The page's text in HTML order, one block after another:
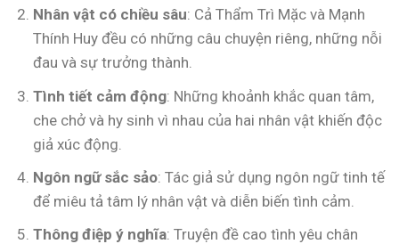
Nhân vật có chiều sâu: Cả Thẩm Trì Mặc và Mạnh
Thính Huy đều có những câu chuyện riêng, những nỗi
đau và sự trưởng thành.
Tình tiết cảm động: Những khoảnh khắc quan tâm,
che chở và hy sinh vì nhau của hai nhân vật khiến độc
giả xúc động.
Ngôn ngữ sắc sảo: Tác giả sử dụng ngôn ngữ tinh tế
để miêu tả tâm lý nhân vật và diễn biến tình cảm.
Thông điệp ý nghĩa: Truyện đề cao tình yêu chân